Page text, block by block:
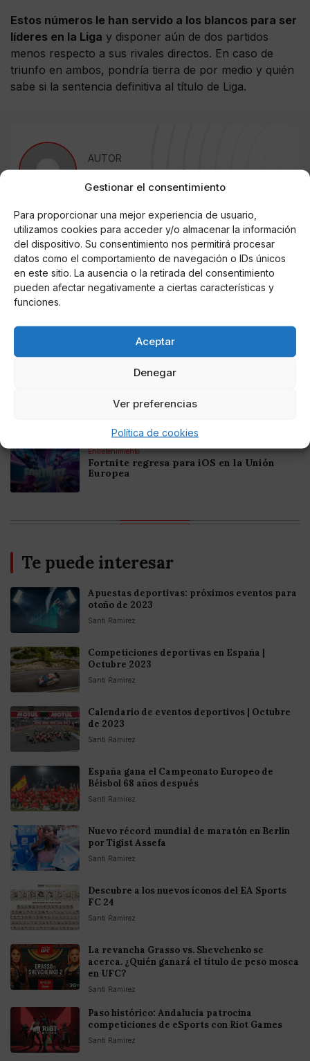
Gestionar el consentimiento
Para proporcionar una mejor experiencia de usuario,
utilizamos cookies para acceder y/o almacenar la información
del dispositivo. Su consentimiento nos permitirá procesar
datos como el comportamiento de navegación o IDs únicos
en este sitio. La ausencia o la retirada del consentimiento
pueden afectar negativamente a ciertas características y
funciones.
Aceptar
Denegar
Ver preferencias
Política de cookies
Estos números le han servido a los blancos para ser
líderes en la Liga y disponer aún de dos partidos
menos respecto a sus rivales directos. En caso de
triunfo en ambos, pondría tierra de por medio y quién
sabe si la sentencia definitiva al título de Liga.
AUTOR
Juan De Dios Pérez
Noticias relacionadas
Online Casino
Mejores Cripto Casinos Online en
Colombia 2025: Bitcoin Casinos
Online Casino
Mejores Casinos Online con Bitcoin y
Criptomonedas en Argentina 2025
Mejores casinos online con
criptomonedas y Bitcoin en México 2025
Entretenimiento
Fortnite regresa para iOS en la Unión
Europea
Te puede interesar
Apuestas deportivas: próximos eventos para
otoño de 2023
Santi Ramirez
Competiciones deportivas en España |
Octubre 2023
Santi Ramirez
Calendario de eventos deportivos | Octubre
de 2023
Santi Ramirez
España gana el Campeonato Europeo de
Béisbol 68 años después
Santi Ramirez
Nuevo récord mundial de maratón en Berlín
por Tigist Assefa
Santi Ramirez
Descubre a los nuevos íconos del EA Sports
FC 24
Santi Ramirez
La revancha Grasso vs. Shevchenko se
acerca. ¿Quién ganará el título de peso mosca
en UFC?
Santi Ramirez
Paso histórico: Andalucía patrocina
competiciones de eSports con Riot Games
Santi Ramirez